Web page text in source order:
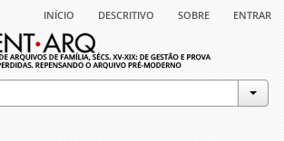
início descritivo sobre entrar